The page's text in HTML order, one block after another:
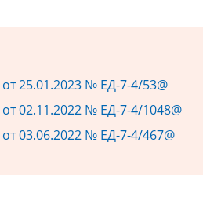
от 25.01.2023 № ЕД-7-4/53@
от 02.11.2022 № ЕД-7-4/1048@
от 03.06.2022 № ЕД-7-4/467@